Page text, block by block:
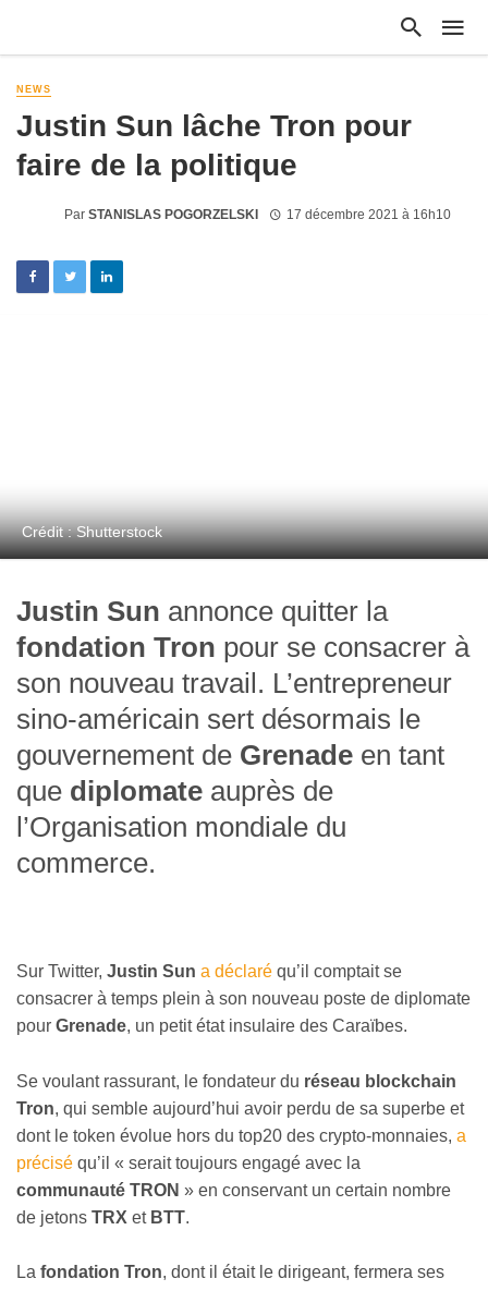
NEWS
Justin Sun lâche Tron pour
faire de la politique
Par STANISLAS POGORZELSKI 17 décembre 2021 à 16h10
Crédit : Shutterstock
Justin Sun annonce quitter la
fondation Tron pour se consacrer à
son nouveau travail. L’entrepreneur
sino-américain sert désormais le
gouvernement de Grenade en tant
que diplomate auprès de
l’Organisation mondiale du
commerce.
Sur Twitter, Justin Sun a déclaré qu’il comptait se
consacrer à temps plein à son nouveau poste de diplomate
pour Grenade, un petit état insulaire des Caraïbes.
Se voulant rassurant, le fondateur du réseau blockchain
Tron, qui semble aujourd’hui avoir perdu de sa superbe et
dont le token évolue hors du top20 des crypto-monnaies, a
précisé qu’il « serait toujours engagé avec la
communauté TRON » en conservant un certain nombre
de jetons TRX et BTT.
La fondation Tron, dont il était le dirigeant, fermera ses